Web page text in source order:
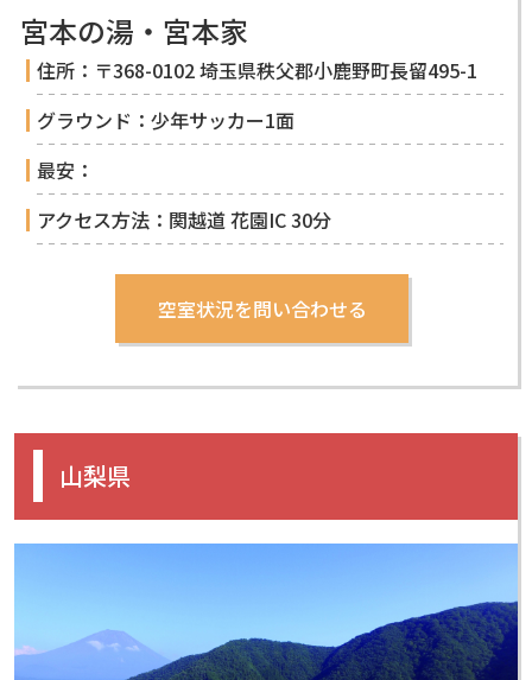
宮本の湯・宮本家
住所：〒368-0102 埼玉県秩父郡小鹿野町長留495-1
グラウンド：少年サッカー1面
最安：
アクセス方法：関越道 花園IC 30分
山梨県